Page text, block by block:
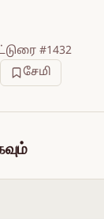
#1432
சேமி